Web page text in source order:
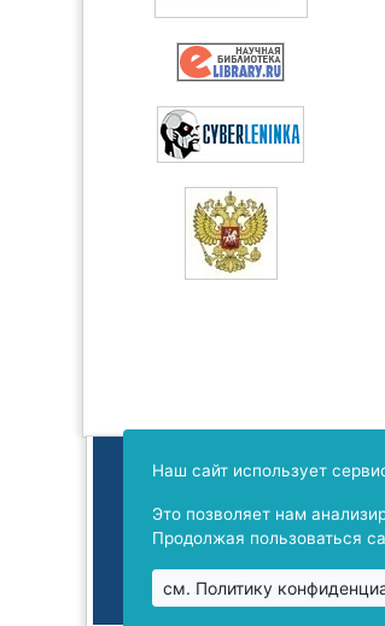
Наш сайт использует
Это позволяет нам
Продолжая пользоваться
см. Политику
Издание